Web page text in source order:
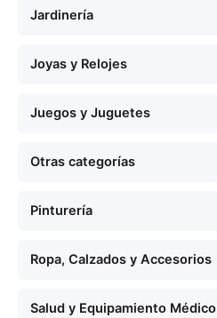
Jardinería
Joyas y Relojes
Juegos y Juguetes
Otras categorías
Pinturería
Ropa, Calzados y Accesorios
Salud y Equipamiento Médico